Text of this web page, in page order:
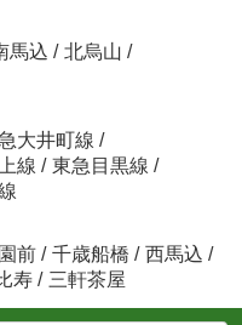
馬込 / 北烏山 /
大井町線 /
線 / 東急目黒線 /
前 / 千歳船橋 / 西馬込 /
寿 / 三軒茶屋